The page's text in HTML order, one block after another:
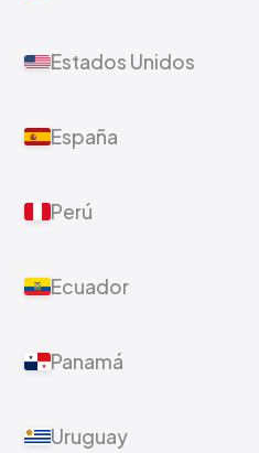
Estados Unidos
España
Perú
Ecuador
Panamá
Uruguay